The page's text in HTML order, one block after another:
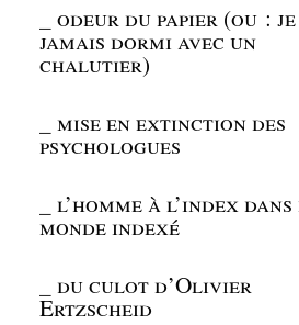
_odeur du papier (ou : je
jamais dormi avec un
chalutier)
_mise en extinction des
psychologues
_l’homme à l’index
monde indexé
_du culot d’Olivier
Ertzscheid